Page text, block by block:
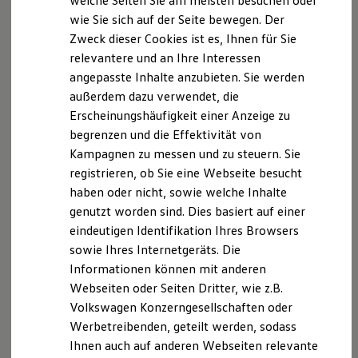
Fahrerassistenz- und Sicherheitssysteme
Kontrollleuchten
Kurzfahrprofile und Ölverdünnung
XTL-Dieselkraftstoff
Ersatzteile und Betriebsflüssigkeiten
Original Zubehör und Lifestyle Produkte
myVolkswagen
myVolkswagen Business
Elektrisch & Autonom
Elektro - & Hybridfahrzeuge
Unser Ansatz
Klimafreundlicher Strom
Reichweite & Ladelösungen
Reichweitensimulator
Ladezeitensimulator
Ladelösungen für Privatkunden
Ladelösungen für Gewerbekunden
Wallbox und Ladekabel
Förderung & Kosten der Elektrofahrzeuge
Fördermöglichkeiten für Privatkunden
Fördermöglichkeiten für Gewerbekunden
Konfigurator starten
Datenschutzerklärungen
Cookie-Richtlinie
Lizenzhinweise Dritter
Angaben zum Digital Service Act (DSA)
Produktsicherheitsinformationen
Newsletter
VERTRAG WIDERRUFEN
Disclaimer von Volkswagen AG
In Verbindung mit dem optionalen Schließ- und Startsystem
Keyless Access.
Im Rahmen der Grenzen des Systems.
wie Sie sich auf der Seite bewegen. Der
Zweck dieser Cookies ist es, Ihnen für Sie
relevantere und an Ihre Interessen
angepasste Inhalte anzubieten. Sie werden
außerdem dazu verwendet, die
Erscheinungshäufigkeit einer Anzeige zu
begrenzen und die Effektivität von
Kampagnen zu messen und zu steuern. Sie
registrieren, ob Sie eine Webseite besucht
haben oder nicht, sowie welche Inhalte
genutzt worden sind. Dies basiert auf einer
eindeutigen Identifikation Ihres Browsers
sowie Ihres Internetgeräts. Die
Informationen können mit anderen
Webseiten oder Seiten Dritter, wie z.B.
Volkswagen Konzerngesellschaften oder
Werbetreibenden, geteilt werden, sodass
Ihnen auch auf anderen Webseiten relevante